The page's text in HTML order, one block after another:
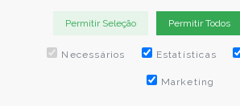
Permitir Seleção Permitir Todos
Necessários Estatísticas
Marketing